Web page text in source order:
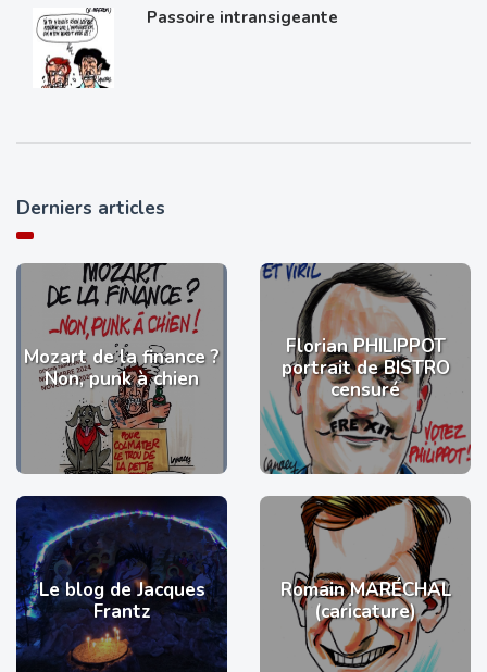
Passoire intransigeante
Derniers articles
Mozart de la finance ?
Non, punk à chien
Florian PHILIPPOT
portrait de BISTRO
censuré
Le blog de Jacques
Frantz
Romain MARÉCHAL
(caricature)